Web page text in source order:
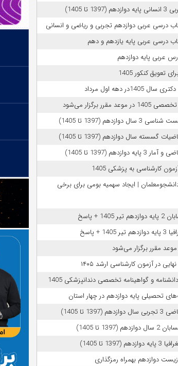
1405)
درسی عربی دوازدهم تجربی و ریاضی و انسانی
درسی عربی پایه یازدهم و دهم
عربی پایه دوازدهم
کنکور 1405
دهه اول مرداد
برگزار می‌شود
(1397 تا 1405)
گسسته سال دوازدهم (1397 تا 1405)
(1397 تا 1405)
کارشناسی به پزشکی 1405
| ایجاد سهمیه بومی برای برخی
+ پاسخ
پاسخ
در آزمون کارشناسی ارشد ۱۴۰۵
و گواهینامه تخصصی دندانپزشکی 1405
تحصیلی پایه دوازدهم در چهار استان
تا 1405)
تا 1405)
تا 1405)
دوازدهم بهمراه رمزگذاری